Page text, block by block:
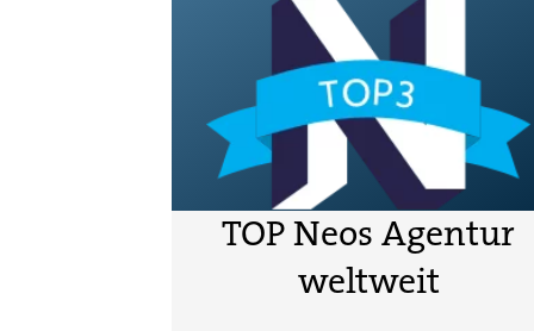
TOP Neos Agentur
weltweit